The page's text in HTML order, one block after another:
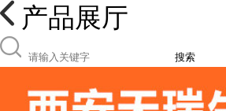
产品展厅
搜索